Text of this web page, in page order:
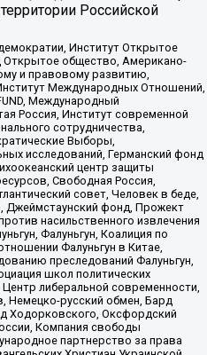
Российской
Институт Открытое
общество, Американо-
и правовому развитию,
Международных Отношений,
FUND, Международный
Россия, Институт современной
сотрудничества,
Выборы,
исследований, Германский фонд
центр защиты
Свободная Россия,
совет, Человек в беде,
Джеймстаунский фонд, Прожект
насильственного извлечения
Фалуньгун, Коалиция по
Фалуньгун в Китае,
преследований Фалуньгун,
школ политических
либеральной современности,
Немецко-русский обмен, Бард
Ходорковского, Оксфордский
Компания свободы
партнерство за права